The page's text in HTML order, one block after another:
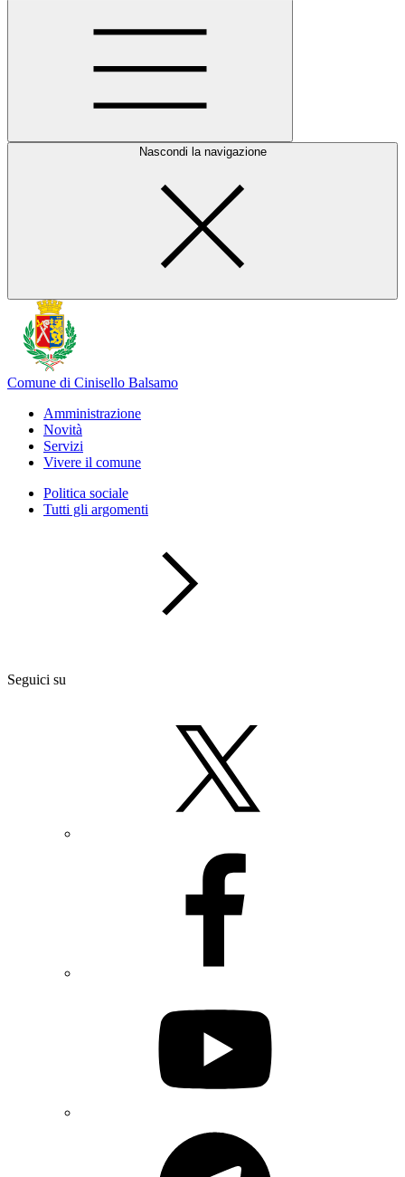
Nascondi la navigazione
Comune di Cinisello Balsamo
Amministrazione
Novità
Servizi
Vivere il comune
Politica sociale
Tutti gli argomenti
Seguici su